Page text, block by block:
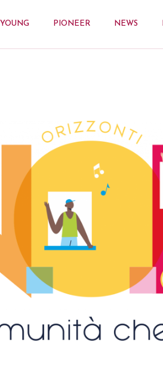
YOUNG PIONEER NEWS